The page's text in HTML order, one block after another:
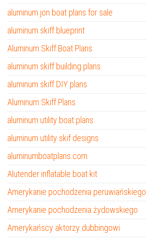
aluminum jon boat plans for sale
aluminum skiff blueprint
Aluminum Skiff Boat Plans
aluminum skiff building plans
aluminum skiff DIY plans
Aluminum Skiff Plans
aluminum utility boat plans
aluminum utility skif designs
aluminumboatplans.com
Alutender inflatable boat kit
Amerykanie pochodzenia peruwiańskiego
Amerykanie pochodzenia żydowskiego
Amerykańscy aktorzy dubbingowi